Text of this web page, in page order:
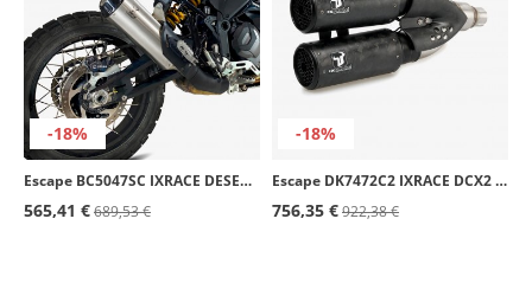
-18%
Escape BC5047SC IXRACE DESERT Inoxidable para Ducati DESERTX / Rally (22-24)
565,41 €689,53 €
-18%
Escape DK7472C2 IXRACE DCX2 para Kawasaki Z 900/A2 (16-24)
756,35 €922,38 €